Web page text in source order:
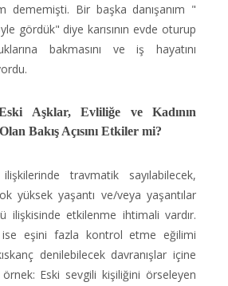
dememişti. Bir başka danışanım "
gördük" diye karısının evde oturup
bakmasını ve iş hayatını
Aşklar, Evliliğe ve Kadının
Bakış Açısını Etkiler mi?
travmatik sayılabilecek,
yüksek yaşantı ve/veya yaşantılar
ilişkisinde etkilenme ihtimali vardır.
ise eşini fazla kontrol etme eğilimi
denilebilecek davranışlar içine
Eski sevgili kişiliğini örseleyen